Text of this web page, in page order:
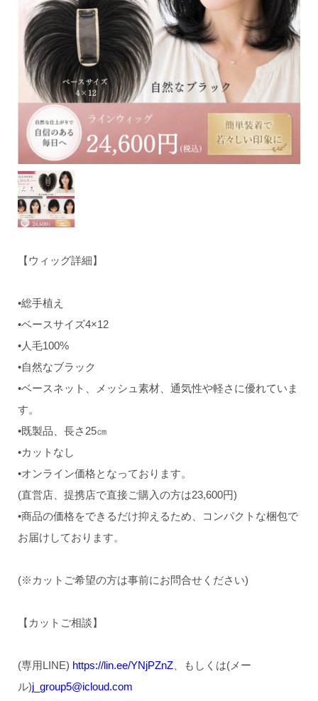
【ウィッグ詳細】
•総手植え
•ベースサイズ4×12
•人毛100%
•自然なブラック
•ベースネット、メッシュ素材、通気性や軽さに優れていま
す。
•既製品、長さ25㎝
•カットなし
•オンライン価格となっております。
(直営店、提携店で直接ご購入の方は23,600円)
•商品の価格をできるだけ抑えるため、コンパクトな梱包で
お届けしております。
(※カットご希望の方は事前にお問合せください)
【カットご相談】
(専用LINE) https://lin.ee/YNjPZnZ、もしくは(メー
ル)j_group5@icloud.com